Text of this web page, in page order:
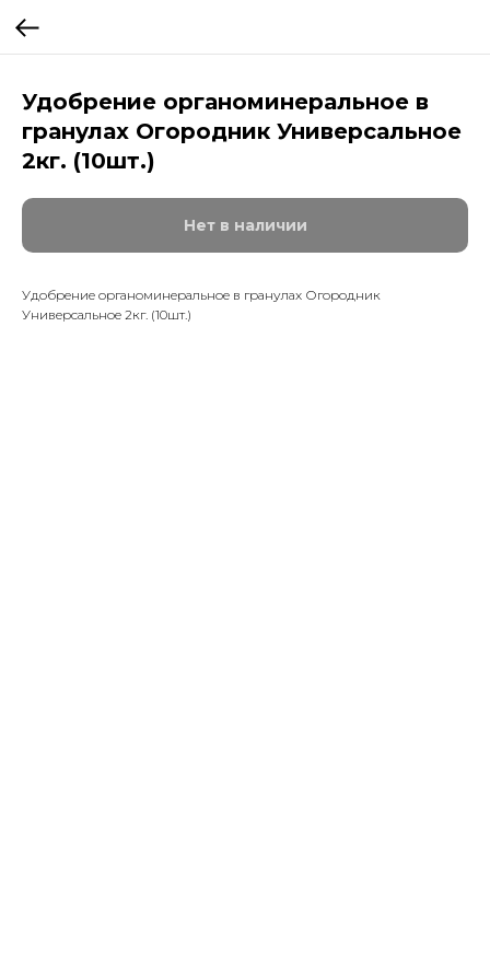
Удобрение органоминеральное в
гранулах Огородник Универсальное
2кг. (10шт.)
Нет в наличии
Удобрение органоминеральное в гранулах Огородник
Универсальное 2кг. (10шт.)